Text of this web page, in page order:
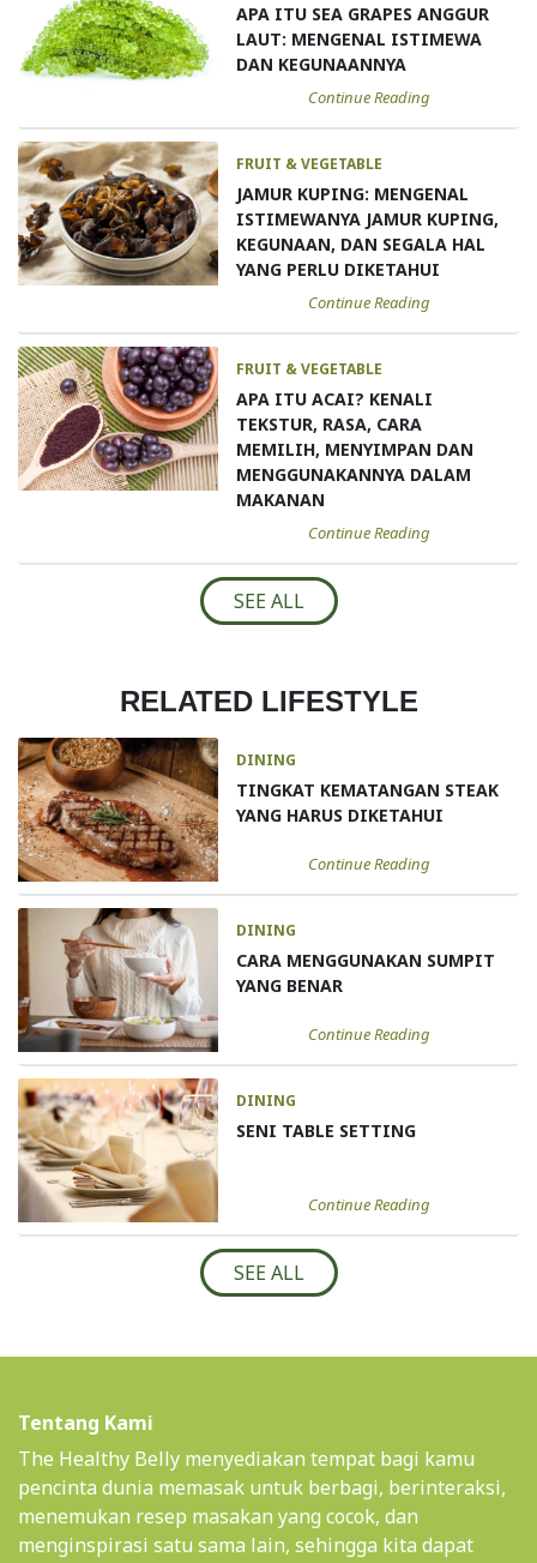
APA ITU SEA GRAPES ANGGUR
LAUT: MENGENAL ISTIMEWA
DAN KEGUNAANNYA
Continue Reading
FRUIT & VEGETABLE
JAMUR KUPING: MENGENAL
ISTIMEWANYA JAMUR KUPING,
KEGUNAAN, DAN SEGALA HAL
YANG PERLU DIKETAHUI
Continue Reading
FRUIT & VEGETABLE
APA ITU ACAI? KENALI
TEKSTUR, RASA, CARA
MEMILIH, MENYIMPAN DAN
MENGGUNAKANNYA DALAM
MAKANAN
Continue Reading
SEE ALL
RELATED LIFESTYLE
DINING
TINGKAT KEMATANGAN STEAK
YANG HARUS DIKETAHUI
Continue Reading
DINING
CARA MENGGUNAKAN SUMPIT
YANG BENAR
Continue Reading
DINING
SENI TABLE SETTING
Continue Reading
SEE ALL
Tentang Kami
The Healthy Belly menyediakan tempat bagi kamu
pencinta dunia memasak untuk berbagi, berinteraksi,
menemukan resep masakan yang cocok, dan
menginspirasi satu sama lain, sehingga kita dapat